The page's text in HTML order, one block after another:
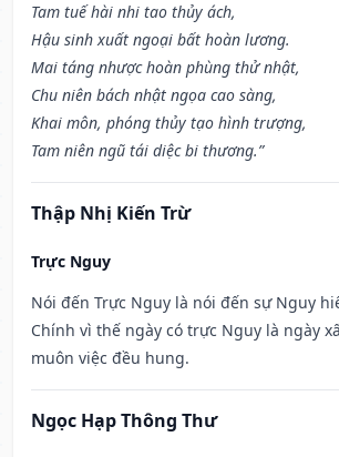
Tam tuế hài nhi tao thủy ách,
Hậu sinh xuất ngoại bất hoàn lương.
Mai táng nhược hoàn phùng thử nhật,
Chu niên bách nhật ngọa cao sàng,
Khai môn, phóng thủy tạo hình trượng,
Tam niên ngũ tái diệc bi thương.”
Thập Nhị Kiến Trừ
Trực Nguy
Nói đến Trực Nguy là nói đến sự Nguy
Chính vì thế ngày có trực Nguy là ngày
muôn việc đều hung.
Ngọc Hạp Thông Thư